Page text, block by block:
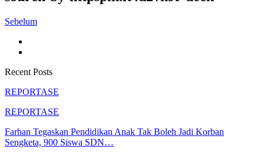
Sebelum
Recent Posts
REPORTASE
REPORTASE
Farhan Tegaskan Pendidikan Anak Tak Boleh Jadi Korban
Sengketa, 900 Siswa SDN…